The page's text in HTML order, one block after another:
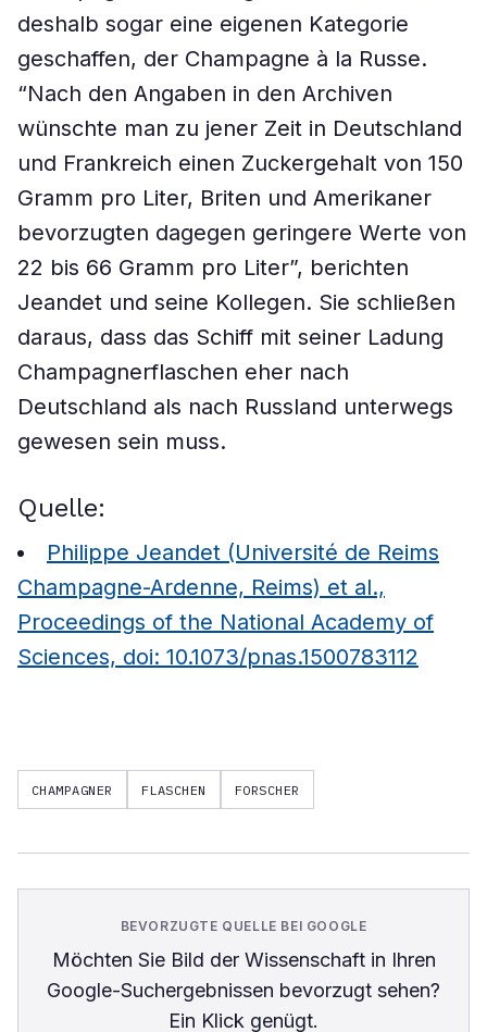
deshalb sogar eine eigenen Kategorie
geschaffen, der Champagne à la Russe.
“Nach den Angaben in den Archiven
wünschte man zu jener Zeit in Deutschland
und Frankreich einen Zuckergehalt von 150
Gramm pro Liter, Briten und Amerikaner
bevorzugten dagegen geringere Werte von
22 bis 66 Gramm pro Liter”, berichten
Jeandet und seine Kollegen. Sie schließen
daraus, dass das Schiff mit seiner Ladung
Champagnerflaschen eher nach
Deutschland als nach Russland unterwegs
gewesen sein muss.
Quelle:
Philippe Jeandet (Université de Reims
Champagne-Ardenne, Reims) et al.,
Proceedings of the National Academy of
Sciences, doi: 10.1073/pnas.1500783112
CHAMPAGNER FLASCHEN FORSCHER
BEVORZUGTE QUELLE BEI GOOGLE
Möchten Sie Bild der Wissenschaftin Ihren
Google-Suchergebnissen bevorzugt sehen?
Ein Klick genügt.